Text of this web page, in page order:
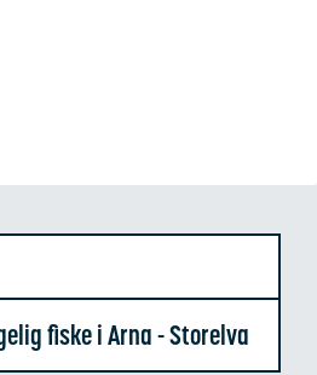
fiske i Arna - Storelva